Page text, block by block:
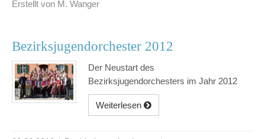
Erstellt von M. Wanger
Bezirksjugendorchester 2012
Der Neustart des
Bezirksjugendorchesters im Jahr 2012
Weiterlesen